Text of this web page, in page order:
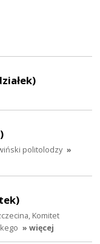
politolodzy »
Komitet
» więcej